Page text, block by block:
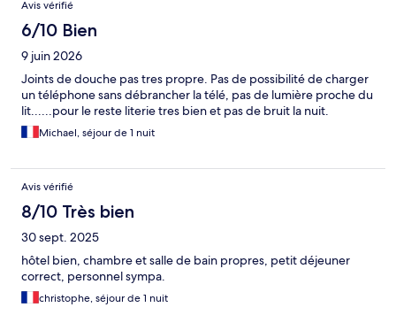
Avis vérifié
6/10 Bien
9 juin 2026
Joints de douche pas tres propre. Pas de possibilité de charger
un téléphone sans débrancher la télé, pas de lumière proche du
lit......pour le reste literie tres bien et pas de bruit la nuit.
Michael, séjour de 1 nuit
Avis vérifié
8/10 Très bien
30 sept. 2025
hôtel bien, chambre et salle de bain propres, petit déjeuner
correct, personnel sympa.
christophe, séjour de 1 nuit